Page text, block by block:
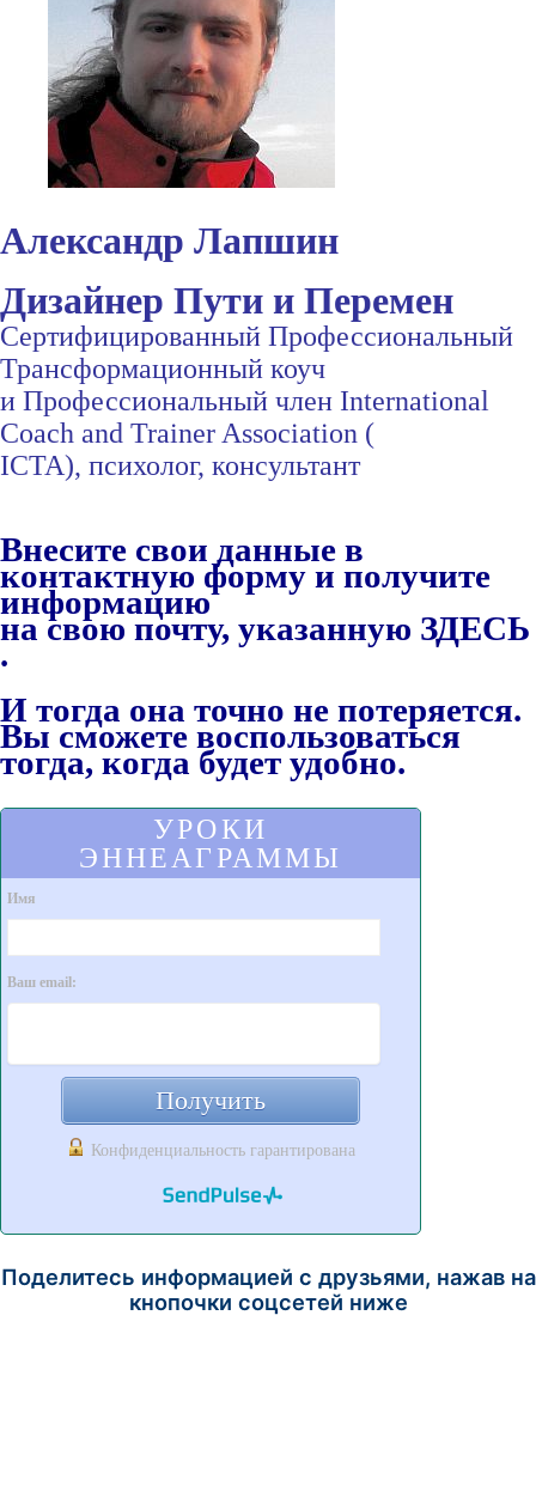
Александр Лапшин
Дизайнер Пути и Перемен
Сертифицированный Профессиональный
Трансформационный коуч
и Профессиональный член International
Coach and Trainer Association (
ICTA), психолог, консультант
Внесите свои данные в
контактную форму и получите
информацию
на свою почту, указанную ЗДЕСЬ
.
И тогда она точно не потеряется.
Вы сможете воспользоваться
тогда, когда будет удобно.
УРОКИ
ЭННЕАГРАММЫ
Имя
Ваш email:
Получить
Конфиденциальность гарантирована
Поделитесь информацией с друзьями, нажав на
кнопочки соцсетей ниже